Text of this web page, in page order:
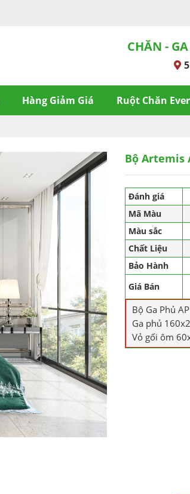
CHĂN -
Hàng Giảm Giá Ruột Chăn
Bộ Artemis
Đánh giá
Mã Màu
Màu sắc
Chất Liệu
Bảo Hành
Giá Bán
Bộ Ga Phủ
Ga phủ
Vỏ gối ôm